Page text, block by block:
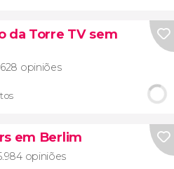
da Torre TV sem
628 opiniões
em Berlim
opiniões